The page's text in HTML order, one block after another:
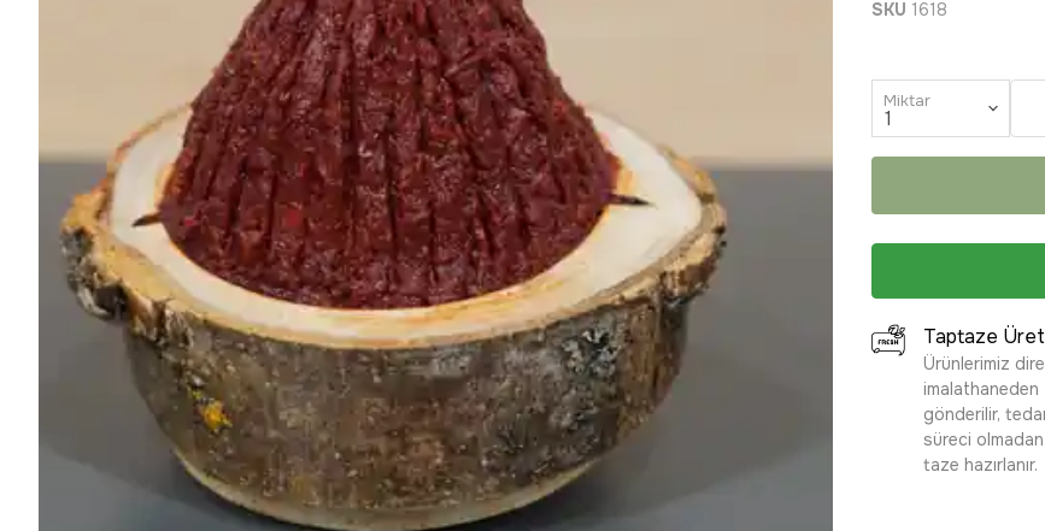
SKU 1618
Miktar
Taptaze
Ürünlerimiz
imalathaneden
gönderilir,
süreci
taze hazırlanır.